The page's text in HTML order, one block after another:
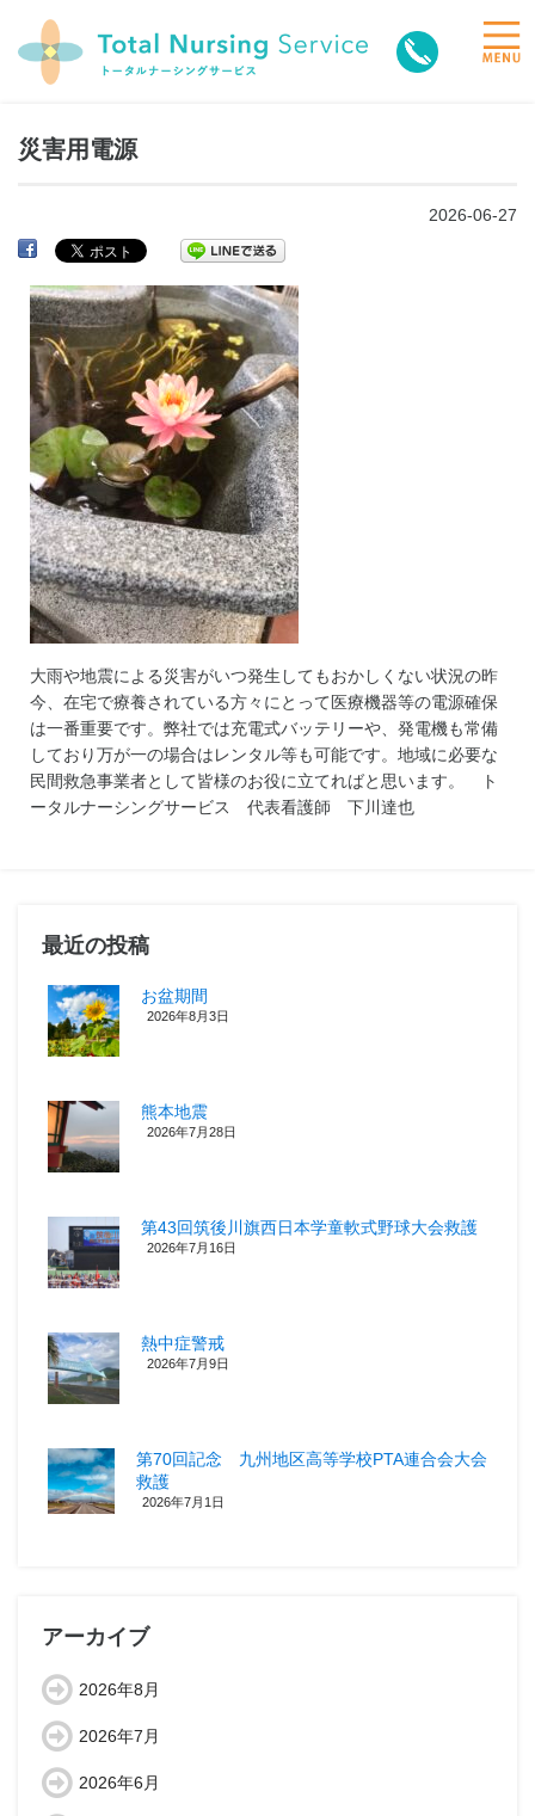
toggle
災害用電源
2026-06-27
大雨や地震による災害がいつ発生してもおかしくない状況の昨
今、在宅で療養されている方々にとって医療機器等の電源確保
は一番重要です。弊社では充電式バッテリーや、発電機も常備
しており万が一の場合はレンタル等も可能です。地域に必要な
民間救急事業者として皆様のお役に立てればと思います。 ト
ータルナーシングサービス 代表看護師 下川達也
最近の投稿
お盆期間
2026年8月3日
熊本地震
2026年7月28日
第43回筑後川旗西日本学童軟式野球大会救護
2026年7月16日
熱中症警戒
2026年7月9日
第70回記念 九州地区高等学校PTA連合会大会
救護
2026年7月1日
アーカイブ
2026年8月
2026年7月
2026年6月